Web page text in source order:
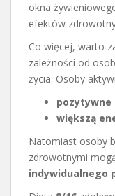
okna
efektów
Co więcej, warto
zależności od
życia. Osoby
większą
Natomiast osoby
zdrowotnymi
indywidualnego